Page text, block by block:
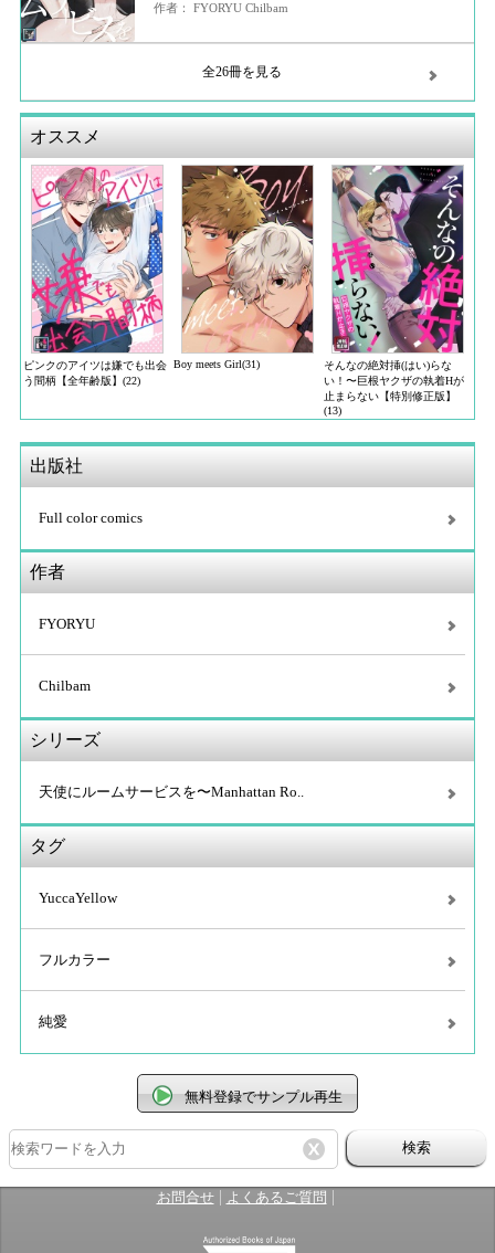
作者： FYORYU Chilbam
全26冊を見る
オススメ
ピンクのアイツは嫌でも出会
う間柄【全年齢版】(22)
Boy meets Girl(31)
そんなの絶対挿(はい)らな
い！〜巨根ヤクザの執着Hが
止まらない【特別修正版】
(13)
出版社
Full color comics
作者
FYORYU
Chilbam
シリーズ
天使にルームサービスを〜Manhattan Ro..
タグ
YuccaYellow
フルカラー
純愛
無料登録でサンプル再生
検索
お問合せ| よくあるご質問 |